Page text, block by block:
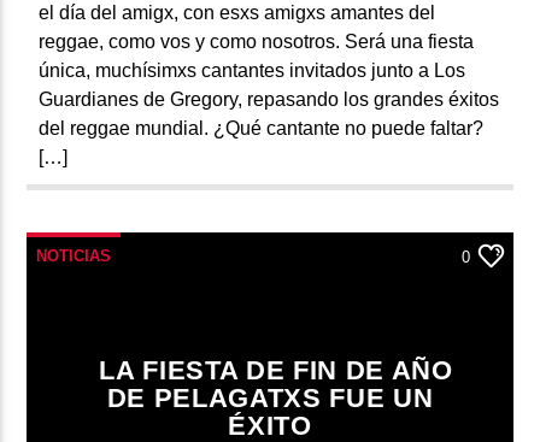
el día del amigx, con esxs amigxs amantes del
reggae, como vos y como nosotros. Será una fiesta
única, muchísimxs cantantes invitados junto a Los
Guardianes de Gregory, repasando los grandes éxitos
del reggae mundial. ¿Qué cantante no puede faltar?
[…]
NOTICIAS 0
LA FIESTA DE FIN DE AÑO
DE PELAGATXS FUE UN
ÉXITO